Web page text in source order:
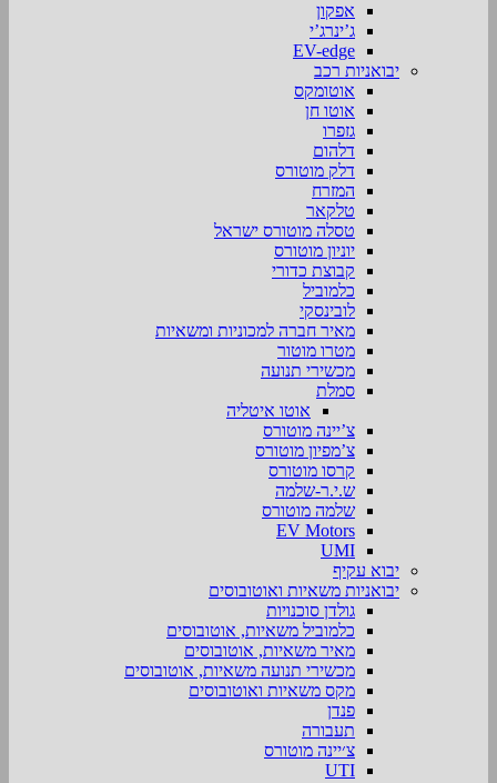
אפקון
ג’ינרג’י
EV-edge
יבואניות רכב
אוטומקס
אוטו חן
גזפרו
דלהום
דלק מוטורס
המזרח
טלקאר
טסלה מוטורס ישראל
יוניון מוטורס
קבוצת כדורי
כלמוביל
לובינסקי
מאיר חברה למכוניות ומשאיות
מטרו מוטור
מכשירי תנועה
סמלת
אוטו איטליה
צ’יינה מוטורס
צ’מפיון מוטורס
קרסו מוטורס
ש.י.ר-שלמה
שלמה מוטורס
EV Motors
UMI
יבוא עקיף
יבואניות משאיות ואוטובוסים
גולדן סוכנויות
כלמוביל משאיות, אוטובוסים
מאיר משאיות, אוטובוסים
מכשירי תנועה משאיות, אוטובוסים
מקס משאיות ואוטובוסים
פנדן
תעבורה
צ׳יינה מוטורס
UTI